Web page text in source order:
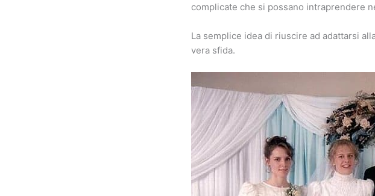
complicate che si possano intraprendere
La semplice idea di riuscire ad adattarsi
vera sfida.